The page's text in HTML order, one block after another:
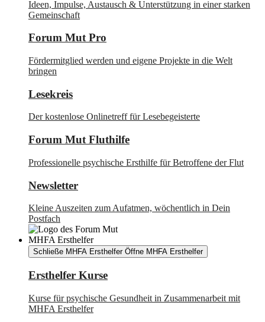
Ideen, Impulse, Austausch & Unterstützung in einer starken
Gemeinschaft
Forum Mut Pro
Fördermitglied werden und eigene Projekte in die Welt
bringen
Lesekreis
Der kostenlose Onlinetreff für Lesebegeisterte
Forum Mut Fluthilfe
Professionelle psychische Ersthilfe für Betroffene der Flut
Newsletter
Kleine Auszeiten zum Aufatmen, wöchentlich in Dein
Postfach
MHFA Ersthelfer
Schließe MHFA Ersthelfer Öffne MHFA Ersthelfer
Ersthelfer Kurse
Kurse für psychische Gesundheit in Zusammenarbeit mit
MHFA Ersthelfer